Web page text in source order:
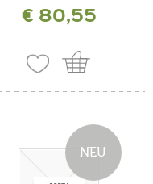
inkl. MwSt. zzgl. Versandkosten
€ 80,55
NEU